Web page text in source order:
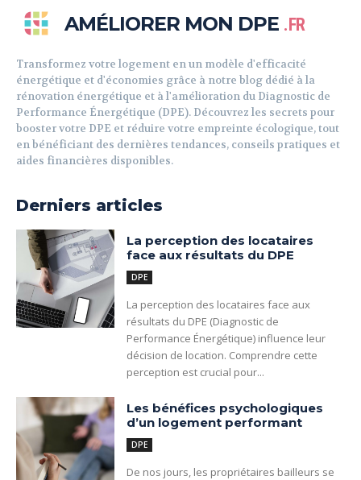
AMÉLIORER MON DPE .FR
Transformez votre logement en un modèle d'efficacité
énergétique et d'économies grâce à notre blog dédié à la
rénovation énergétique et à l'amélioration du Diagnostic de
Performance Énergétique (DPE). Découvrez les secrets pour
booster votre DPE et réduire votre empreinte écologique, tout
en bénéficiant des dernières tendances, conseils pratiques et
aides financières disponibles.
Derniers articles
La perception des locataires
face aux résultats du DPE
DPE
La perception des locataires face aux
résultats du DPE (Diagnostic de
Performance Énergétique) influence leur
décision de location. Comprendre cette
perception est crucial pour...
Les bénéfices psychologiques
d’un logement performant
DPE
De nos jours, les propriétaires bailleurs se